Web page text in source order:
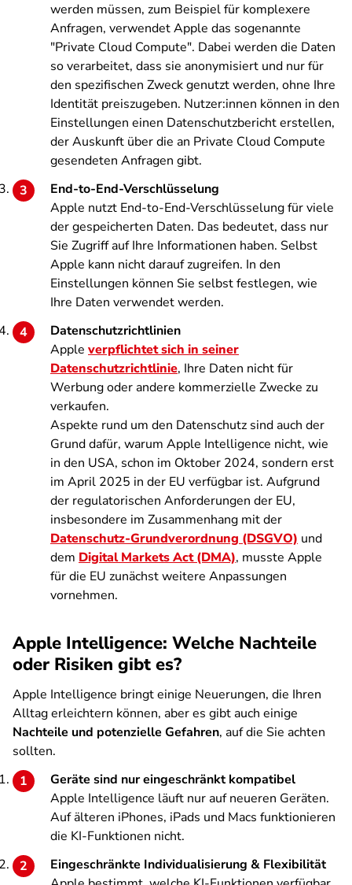
werden müssen, zum Beispiel für komplexere
Anfragen, verwendet Apple das sogenannte
"Private Cloud Compute". Dabei werden die Daten
so verarbeitet, dass sie anonymisiert und nur für
den spezifischen Zweck genutzt werden, ohne Ihre
Identität preiszugeben. Nutzer:innen können in den
Einstellungen einen Datenschutzbericht erstellen,
der Auskunft über die an Private Cloud Compute
gesendeten Anfragen gibt.
End-to-End-Verschlüsselung
Apple nutzt End-to-End-Verschlüsselung für viele
der gespeicherten Daten. Das bedeutet, dass nur
Sie Zugriff auf Ihre Informationen haben. Selbst
Apple kann nicht darauf zugreifen. In den
Einstellungen können Sie selbst festlegen, wie
Ihre Daten verwendet werden.
Datenschutzrichtlinien
Apple verpflichtet sich in seiner
Datenschutzrichtlinie, Ihre Daten nicht für
Werbung oder andere kommerzielle Zwecke zu
verkaufen.
Aspekte rund um den Datenschutz sind auch der
Grund dafür, warum Apple Intelligence nicht, wie
in den USA, schon im Oktober 2024, sondern erst
im April 2025 in der EU verfügbar ist. Aufgrund
der regulatorischen Anforderungen der EU,
insbesondere im Zusammenhang mit der
Datenschutz-Grundverordnung (DSGVO) und
dem Digital Markets Act (DMA), musste Apple
für die EU zunächst weitere Anpassungen
vornehmen.
Apple Intelligence: Welche Nachteile
oder Risiken gibt es?
Apple Intelligence bringt einige Neuerungen, die Ihren
Alltag erleichtern können, aber es gibt auch einige
Nachteile und potenzielle Gefahren, auf die Sie achten
sollten.
Geräte sind nur eingeschränkt kompatibel
Apple Intelligence läuft nur auf neueren Geräten.
Auf älteren iPhones, iPads und Macs funktionieren
die KI-Funktionen nicht.
Eingeschränkte Individualisierung & Flexibilität